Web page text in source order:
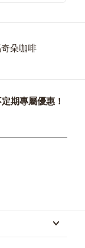
期專屬優惠！
朵咖啡